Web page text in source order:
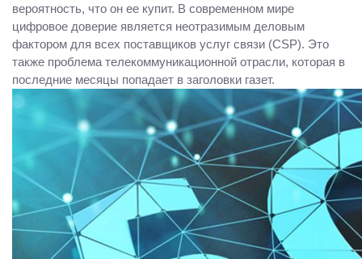
вероятность, что он ее купит. В современном мире
цифровое доверие является неотразимым деловым
фактором для всех поставщиков услуг связи (CSP). Это
также проблема телекоммуникационной отрасли, которая в
последние месяцы попадает в заголовки газет.